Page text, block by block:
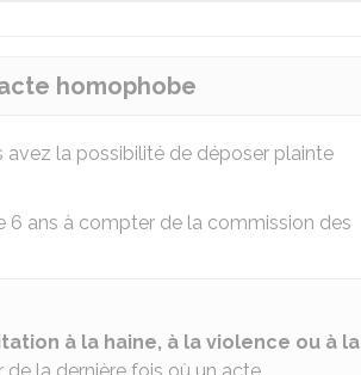
homophobe
la possibilité de déposer plainte
6 ans à compter de la commission des
à la haine, à la violence ou à la